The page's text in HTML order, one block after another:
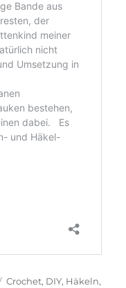
Schlagwörter
Crochet, DIY, Häkeln,